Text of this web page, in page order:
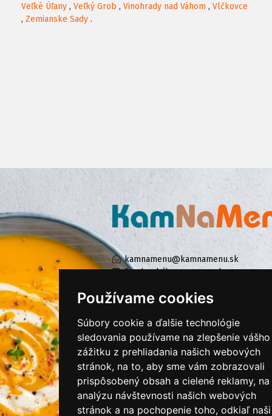
Používame cookies
Súbory cookie a ďalšie technológie
sledovania používame na zlepšenie vášho
zážitku z prehliadania našich webových
stránok, na to, aby sme vám zobrazovali
prispôsobený obsah a cielené reklamy, na
analýzu návštevnosti našich webových
stránok a na pochopenie toho, odkiaľ naši
Veľké Úľany , Veľký Grob , Vinohrady nad Váhom , Vlčkovce
, Zemianske Sady .
kamnamenu@kamnamenu.sk
facebook/kamnamenu.sk
PRIHLÁSIŤ SA DO ZÁKAZNÍCKEJ ZÓNY
Všeobecné obchodné podmienky